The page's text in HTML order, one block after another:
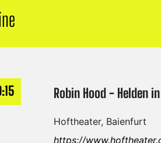
Robin Hood - Helden
Hoftheater, Baienfurt
https://